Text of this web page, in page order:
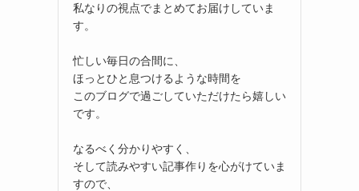
私なりの視点でまとめてお届けしていま
す。
忙しい毎日の合間に、
ほっとひと息つけるような時間を
このブログで過ごしていただけたら嬉しい
です。
なるべく分かりやすく、
そして読みやすい記事作りを心がけていま
すので、